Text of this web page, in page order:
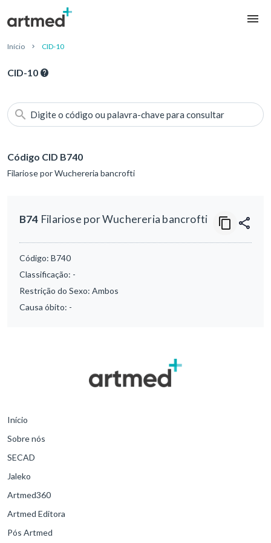
Início CID-10
CID-10
Digite o código ou palavra-chave para consultar
Código CID B740
Filariose por Wuchereria bancrofti
B74 Filariose por Wuchereria bancrofti
Código: B740
Classificação: -
Restrição do Sexo: Ambos
Causa óbito: -
Início
Sobre nós
SECAD
Jaleko
Artmed360
Artmed Editora
Pós Artmed